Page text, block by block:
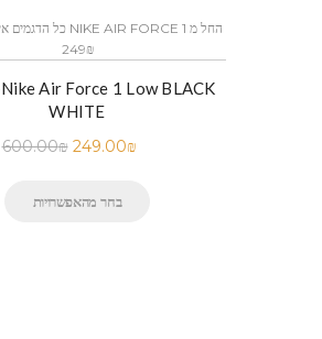
249₪
WHITE
600.00₪ 249.00₪
בחר מהאפשרויות